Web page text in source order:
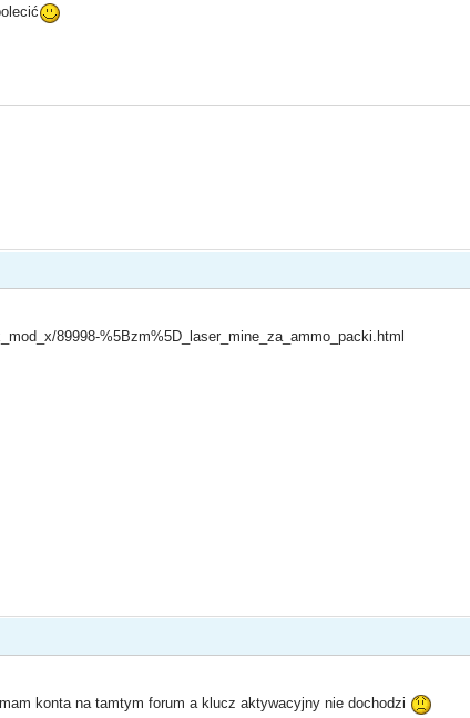
89998-%5Bzm%5D_laser_mine_za_ammo_packi.html
konta na tamtym forum a klucz aktywacyjny nie dochodzi